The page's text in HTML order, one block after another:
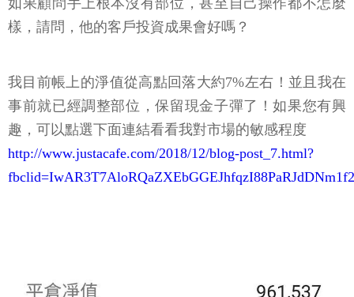
如果顧問手上根本沒有部位，甚至自己操作都不怎麼
樣，請問，他的客戶投資成果會好嗎？
我目前帳上的淨值從高點回落大約7%左右！並且我在
事前就已經調整部位，保留現金子彈了！如果您有興
趣，可以點選下面連結看看我對市場的敏感程度
http://www.justacafe.com/2018/12/blog-post_7.html?